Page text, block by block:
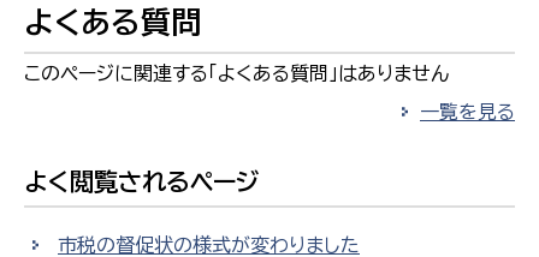
よくある質問
このページに関連する「よくある質問」はありません
一覧を見る
よく閲覧されるページ
市税の督促状の様式が変わりました